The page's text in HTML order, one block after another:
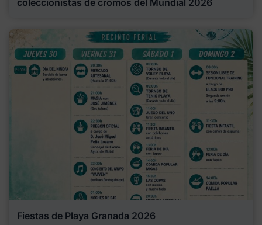
coleccionistas de cromos del Mundial 2026
Fiestas de Playa Granada 2026